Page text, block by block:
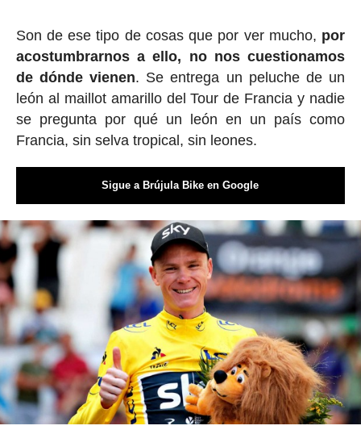
Son de ese tipo de cosas que por ver mucho, por
acostumbrarnos a ello, no nos cuestionamos
de dónde vienen. Se entrega un peluche de un
león al maillot amarillo del Tour de Francia y nadie
se pregunta por qué un león en un país como
Francia, sin selva tropical, sin leones.
Sigue a Brújula Bike en Google